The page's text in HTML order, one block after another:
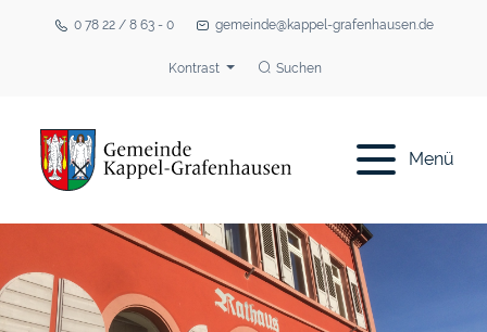
0 78 22 / 8 63 - 0 gemeinde@kappel-grafenhausen.de
Kontrast Suchen
Menü